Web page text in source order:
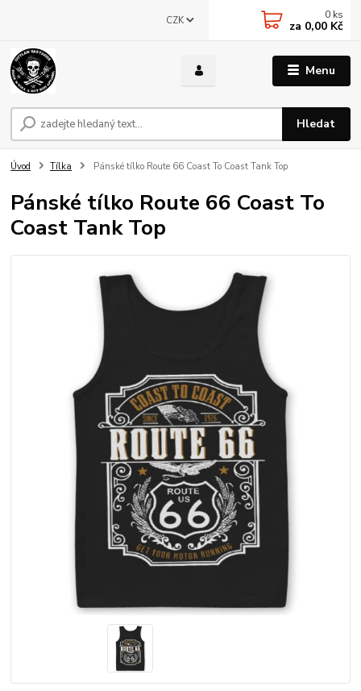
Menu
CZK
Hledat
0 ks
za 0,00 Kč
Úvod Tílka Pánské tílko Route 66 Coast To Coast Tank Top
Pánské tílko Route 66 Coast To
Coast Tank Top